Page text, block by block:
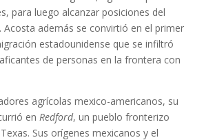
para luego alcanzar posiciones del
Acosta además se convirtió en el primer
estadounidense que se infiltró
de personas en la frontera con
agrícolas mexico-americanos, su
en Redford, un pueblo fronterizo
Sus orígenes mexicanos y el